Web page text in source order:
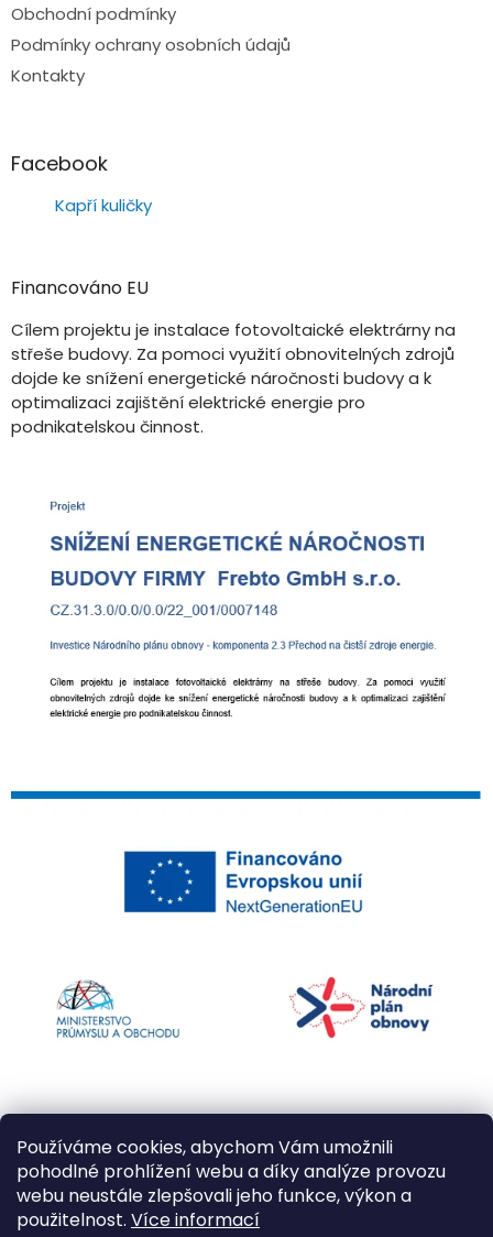
Používáme cookies, abychom Vám umožnili
pohodlné prohlížení webu a díky analýze provozu
webu neustále zlepšovali jeho funkce, výkon a
použitelnost. Více informací
Obchodní podmínky
Podmínky ochrany osobních údajů
Kontakty
Facebook
Kapří kuličky
Financováno EU
Cílem projektu je instalace fotovoltaické elektrárny na
střeše budovy. Za pomoci využití obnovitelných zdrojů
dojde ke snížení energetické náročnosti budovy a k
optimalizaci zajištění elektrické energie pro
podnikatelskou činnost.